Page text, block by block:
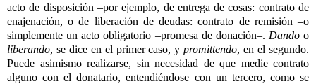
acto de disposición –por ejemplo, de entrega de cosas: contrato de
enajenación, o de liberación de deudas: contrato de remisión –o
simplemente un acto obligatorio –promesa de donación–. Dandoo
liberando, se dice en el primer caso, ypromittendo, en el segundo.
Puede asimismo realizarse, sin necesidad de que medie contrato
alguno con el donatario, entendiéndose con un tercero, como se